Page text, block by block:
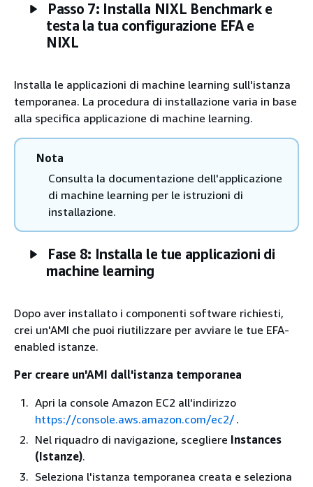
Passo 7: Installa NIXL Benchmark e
testa la tua configurazione EFA e
NIXL
Installa le applicazioni di machine learning sull'istanza
temporanea. La procedura di installazione varia in base
alla specifica applicazione di machine learning.
Nota
Consulta la documentazione dell'applicazione
di machine learning per le istruzioni di
installazione.
Fase 8: Installa le tue applicazioni di
machine learning
Dopo aver installato i componenti software richiesti,
crei un'AMI che puoi riutilizzare per avviare le tue EFA-
enabled istanze.
Per creare un'AMI dall'istanza temporanea
Apri la console Amazon EC2 all'indirizzo
https://console.aws.amazon.com/ec2/.
Nel riquadro di navigazione, scegliere Instances
(Istanze).
Seleziona l'istanza temporanea creata e seleziona